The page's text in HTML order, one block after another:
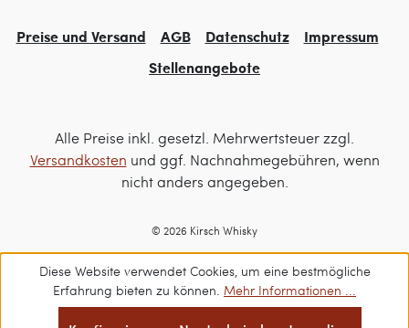
Preise und Versand AGB Datenschutz
Impressum
Stellenangebote
Alle Preise inkl. gesetzl. Mehrwertsteuer zzgl.
Versandkosten und ggf. Nachnahmegebühren, wenn
nicht anders angegeben.
© 2026 Kirsch Whisky
Diese Website verwendet Cookies, um eine bestmögliche
Erfahrung bieten zu können. Mehr Informationen ...